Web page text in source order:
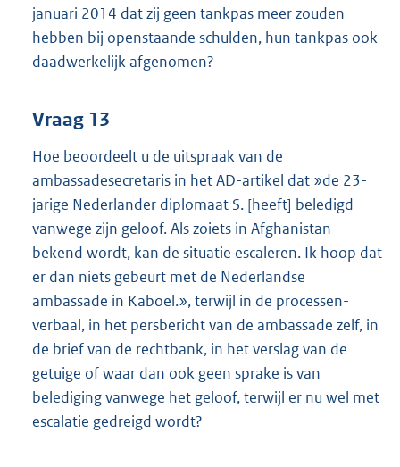
januari 2014 dat zij geen tankpas meer zouden
hebben bij openstaande schulden, hun tankpas ook
daadwerkelijk afgenomen?
Vraag 13
Hoe beoordeelt u de uitspraak van de
ambassadesecretaris in het AD-artikel dat »de 23-
jarige Nederlander diplomaat S. [heeft] beledigd
vanwege zijn geloof. Als zoiets in Afghanistan
bekend wordt, kan de situatie escaleren. Ik hoop dat
er dan niets gebeurt met de Nederlandse
ambassade in Kaboel.», terwijl in de processen-
verbaal, in het persbericht van de ambassade zelf, in
de brief van de rechtbank, in het verslag van de
getuige of waar dan ook geen sprake is van
belediging vanwege het geloof, terwijl er nu wel met
escalatie gedreigd wordt?